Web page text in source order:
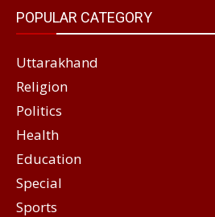
POPULAR CATEGORY
Uttarakhand
Religion
Politics
Health
Education
Special
Sports